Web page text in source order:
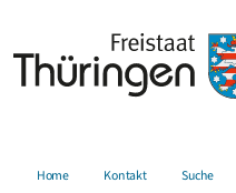
Home Kontakt Suche